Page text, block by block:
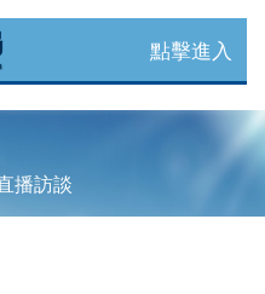
點擊進入
播訪談